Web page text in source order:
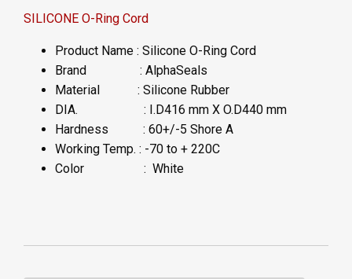
SILICONE O-Ring Cord
Product Name : Silicone O-Ring Cord
Brand : AlphaSeals
Material : Silicone Rubber
DIA. : I.D416 mm X O.D440 mm
Hardness : 60+/-5 Shore A
Working Temp. : -70 to + 220C
Color : White